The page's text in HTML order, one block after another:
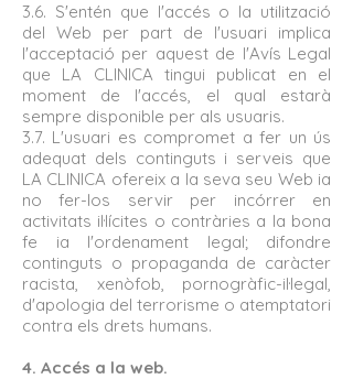
3.6. S'entén que l'accés o la utilització
del Web per part de l'usuari implica
l'acceptació per aquest de l'Avís Legal
que LA CLINICA tingui publicat en el
moment de l'accés, el qual estarà
sempre disponible per als usuaris.
3.7. L'usuari es compromet a fer un ús
adequat dels continguts i serveis que
LA CLINICA ofereix a la seva seu Web ia
no fer-los servir per incórrer en
activitats il·lícites o contràries a la bona
fe ia l'ordenament legal; difondre
continguts o propaganda de caràcter
racista, xenòfob, pornogràfic-il·legal,
d'apologia del terrorisme o atemptatori
contra els drets humans.
4. Accés a la web.